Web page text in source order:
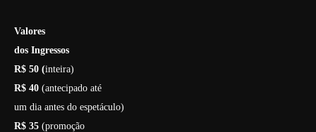
Valores
dos Ingressos
R$ 50 (inteira)
R$ 40 (antecipado até
um dia antes do espetáculo)
R$ 35 (promoção